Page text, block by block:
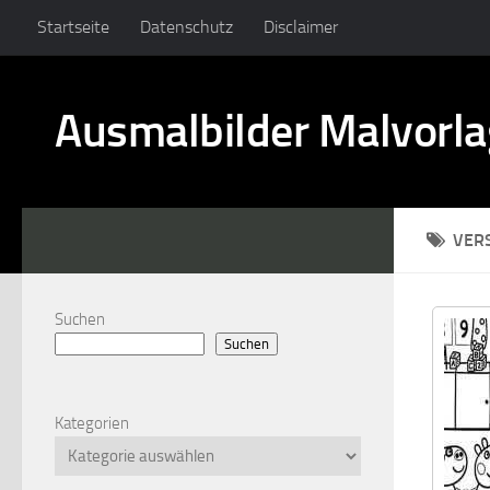
Startseite Datenschutz Disclaimer
Ausmalbilder
Suchen
Suchen
Kategorien